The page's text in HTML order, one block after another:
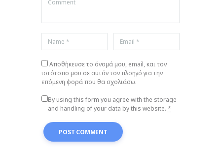
Αποθήκευσε το όνομά μου, email, και τον
ιστότοπο μου σε αυτόν τον πλοηγό για την
επόμενη φορά που θα σχολιάσω.
By using this form you agree with the storage
and handling of your data by this website. *